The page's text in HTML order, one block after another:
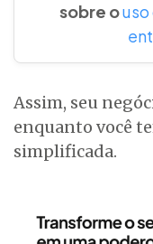
sobre o
Assim, seu
enquanto você
simplificada.